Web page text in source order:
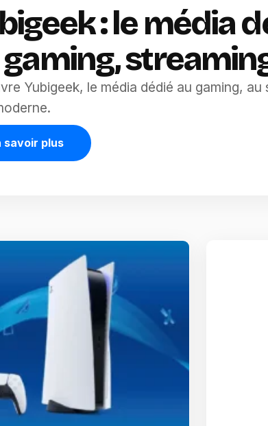
: le média
Yubigeek, le média dédié au gaming,
savoir plus